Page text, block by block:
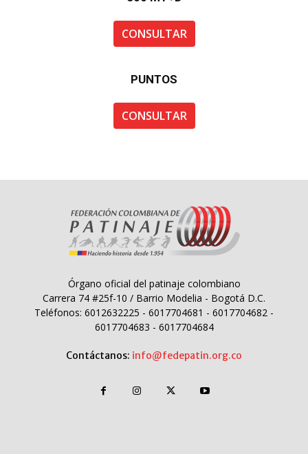
CONSULTAR
PUNTOS
CONSULTAR
Órgano oficial del patinaje colombiano
Carrera 74 #25f-10 / Barrio Modelia - Bogotá D.C.
Teléfonos: 6012632225 - 6017704681 - 6017704682 -
6017704683 - 6017704684
Contáctanos: info@fedepatin.org.co